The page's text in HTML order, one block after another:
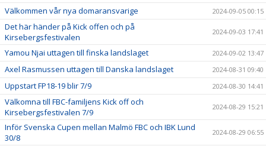
Välkommen vår nya domaransvarige 2024-09-05 00:15
Det här händer på Kick offen och på
Kirsebergsfestivalen
2024-09-03 17:41
Yamou Njai uttagen till finska landslaget 2024-09-02 13:47
Axel Rasmussen uttagen till Danska landslaget 2024-08-31 09:40
Uppstart FP18-19 blir 7/9 2024-08-30 14:41
Välkomna till FBC-familjens Kick off och
Kirsebergsfestivalen 7/9
2024-08-29 15:21
Inför Svenska Cupen mellan Malmö FBC och IBK Lund
30/8
2024-08-29 06:55